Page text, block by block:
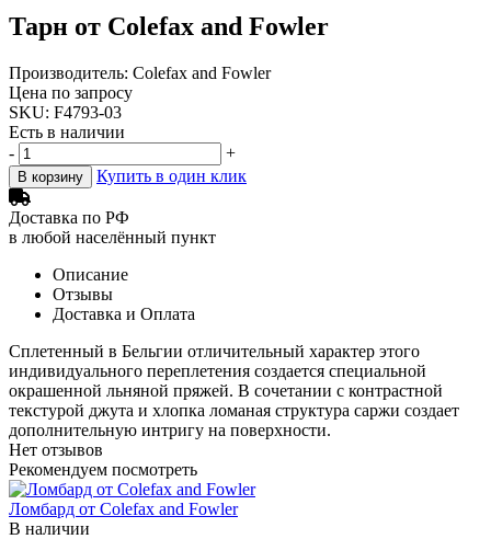
Тарн от Colefax and Fowler
Производитель: Colefax and Fowler
Цена по запросу
SKU: F4793-03
Есть в наличии
-
+
В корзину Купить в один клик
Доставка по РФ
в любой населённый пункт
Описание
Отзывы
Доставка и Оплата
Сплетенный в Бельгии отличительный характер этого
индивидуального переплетения создается специальной
окрашенной льняной пряжей. В сочетании с контрастной
текстурой джута и хлопка ломаная структура саржи создает
дополнительную интригу на поверхности.
Нет отзывов
Рекомендуем посмотреть
Ломбард от Colefax and Fowler
В наличии